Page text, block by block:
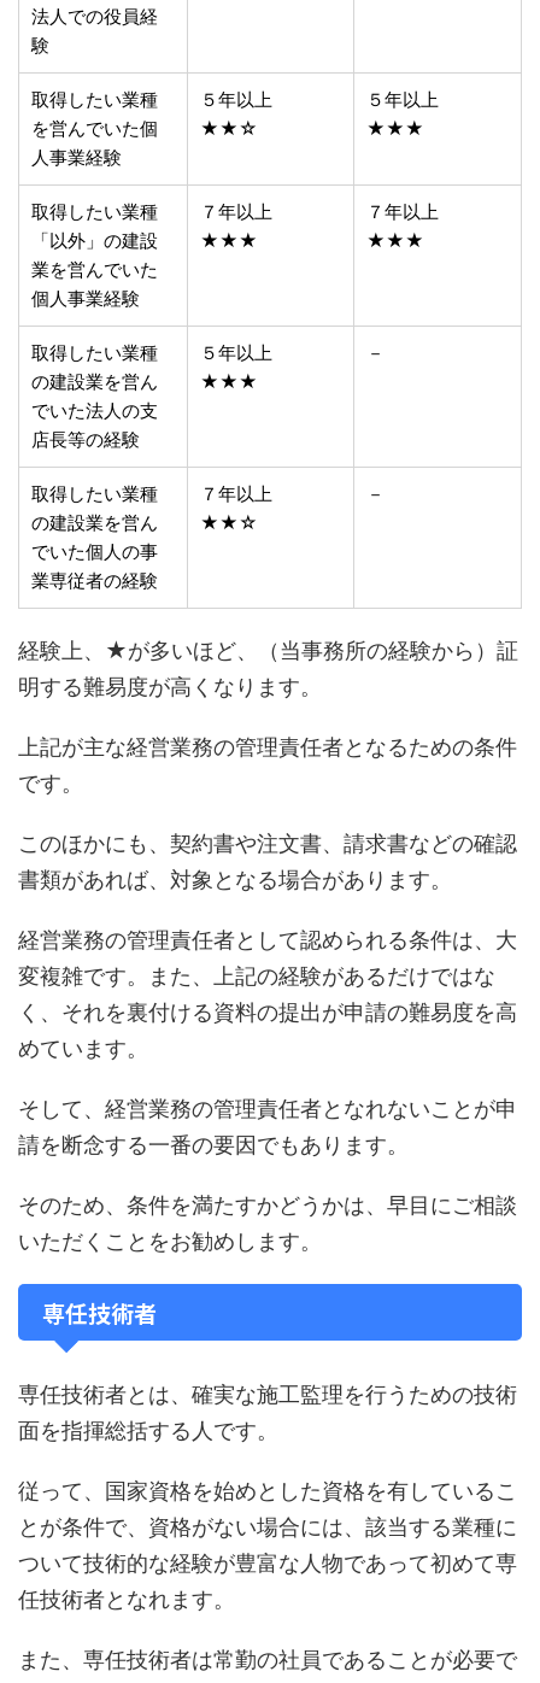
法人での役員経
験
取得したい業種
を営んでいた個
人事業経験
５年以上
★★☆
５年以上
★★★
取得したい業種
「以外」の建設
業を営んでいた
個人事業経験
７年以上
★★★
７年以上
★★★
取得したい業種
の建設業を営ん
でいた法人の支
店長等の経験
５年以上
★★★
－
取得したい業種
の建設業を営ん
でいた個人の事
業専従者の経験
７年以上
★★☆
－
経験上、★が多いほど、（当事務所の経験から）証
明する難易度が高くなります。
上記が主な経営業務の管理責任者となるための条件
です。
このほかにも、契約書や注文書、請求書などの確認
書類があれば、対象となる場合があります。
経営業務の管理責任者として認められる条件は、大
変複雑です。また、上記の経験があるだけではな
く、それを裏付ける資料の提出が申請の難易度を高
めています。
そして、経営業務の管理責任者となれないことが申
請を断念する一番の要因でもあります。
そのため、条件を満たすかどうかは、早目にご相談
いただくことをお勧めします。
専任技術者
専任技術者とは、確実な施工監理を行うための技術
面を指揮総括する人です。
従って、国家資格を始めとした資格を有しているこ
とが条件で、資格がない場合には、該当する業種に
ついて技術的な経験が豊富な人物であって初めて専
任技術者となれます。
また、専任技術者は常勤の社員であることが必要で